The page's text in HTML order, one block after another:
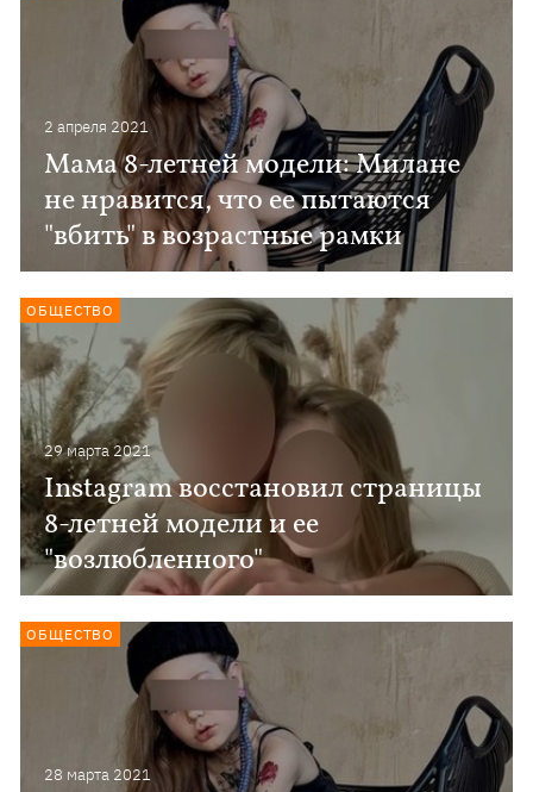
2 апреля 2021
Мама 8-летней модели: Милане
не нравится, что ее пытаются
"вбить" в возрастные рамки
29 марта 2021
Instagram восстановил страницы
8-летней модели и ее
"возлюбленного"
ОБЩЕСТВО
28 марта 2021
ОБЩЕСТВО